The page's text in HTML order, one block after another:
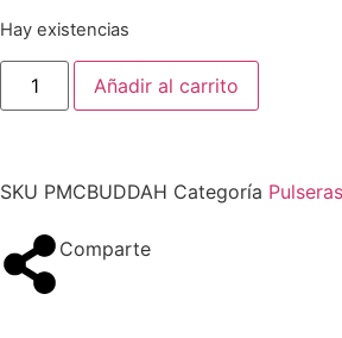
Hay existencias
Añadir al carrito
SKU PMCBUDDAH Categoría Pulseras
Comparte